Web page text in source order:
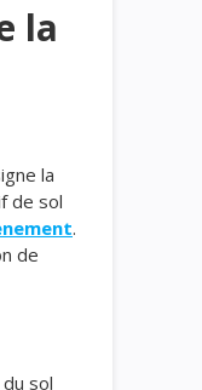
la
la
de sol
.
de
du sol